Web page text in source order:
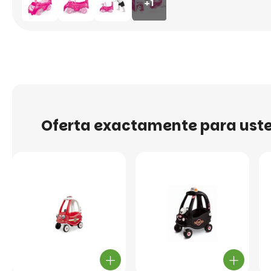
+1
Oferta exactamente para